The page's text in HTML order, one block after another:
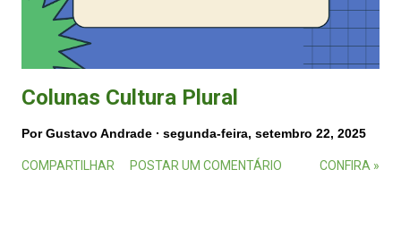
Colunas Cultura Plural
PorGustavo Andrade segunda-feira, setembro 22, 2025
COMPARTILHAR POSTAR UM COMENTÁRIO CONFIRA »